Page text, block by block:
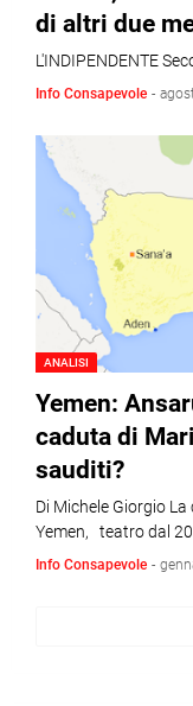
di altri due
L'INDIPENDENTE
Info Consapevole -
ANALISI
Yemen:
caduta di
sauditi?
Di Michele Giorgio
Yemen, teatro dal
Info Consapevole -